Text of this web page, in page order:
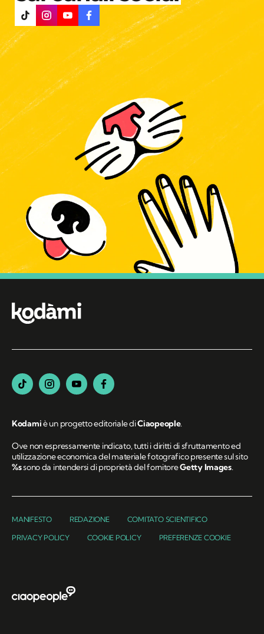
Kodamiè un progetto editoriale diCiaopeople.
Ove non espressamente indicato, tutti i diritti di sfruttamento ed
utilizzazione economica del materiale fotografico presente sul sito
%ssono da intendersi di proprietà del fornitoreGetty Images.
MANIFESTO REDAZIONE COMITATO SCIENTIFICO
PRIVACY POLICY COOKIE POLICY PREFERENZE COOKIE